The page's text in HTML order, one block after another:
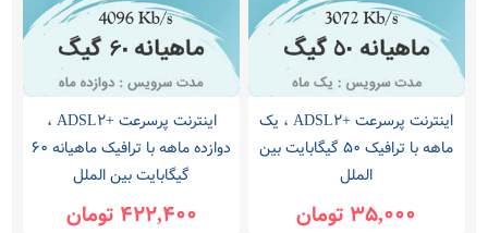
اینترنت پرسرعت +ADSL2 ، یک
ماهه با ترافیک 50 گیگابایت بین
الملل
35,000 تومان
اینترنت پرسرعت +ADSL2 ،
دوازده ماهه با ترافیک ماهیانه 60
گیگابایت بین الملل
422,400 تومان